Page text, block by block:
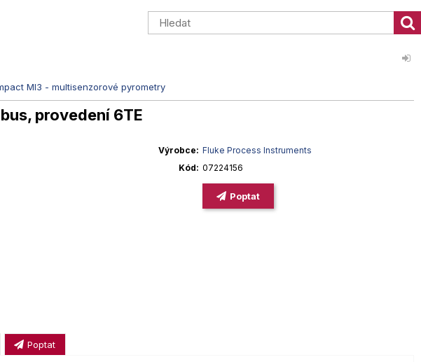
MI3 - multisenzorové pyrometry
provedení 6TE
Výrobce
Fluke Process Instruments
Kód
07224156
Poptat
Poptat